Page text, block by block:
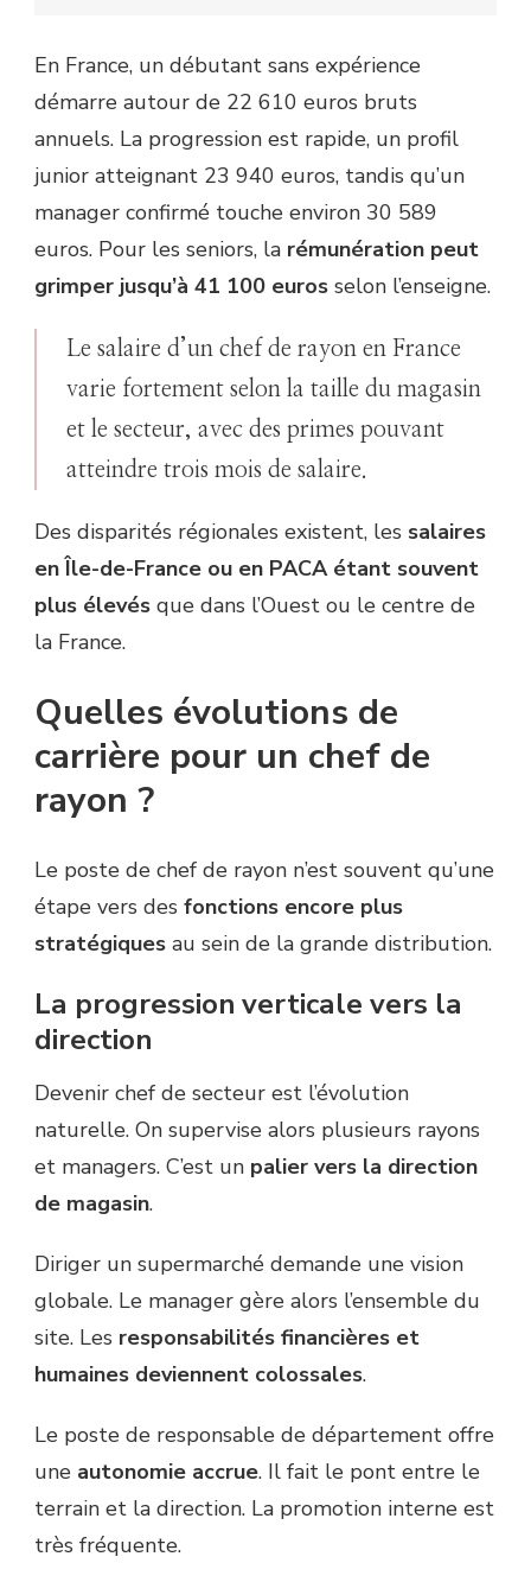
En France, un débutant sans expérience
démarre autour de 22 610 euros bruts
annuels. La progression est rapide, un profil
junior atteignant 23 940 euros, tandis qu’un
manager confirmé touche environ 30 589
euros. Pour les seniors, la rémunération peut
grimper jusqu’à 41 100 euros selon l’enseigne.
Le salaire d’un chef de rayon en France
varie fortement selon la taille du magasin
et le secteur, avec des primes pouvant
atteindre trois mois de salaire.
Des disparités régionales existent, les salaires
en Île-de-France ou en PACA étant souvent
plus élevés que dans l’Ouest ou le centre de
la France.
Quelles évolutions de
carrière pour un chef de
rayon ?
Le poste de chef de rayon n’est souvent qu’une
étape vers des fonctions encore plus
stratégiques au sein de la grande distribution.
La progression verticale vers la
direction
Devenir chef de secteur est l’évolution
naturelle. On supervise alors plusieurs rayons
et managers. C’est un palier vers la direction
de magasin.
Diriger un supermarché demande une vision
globale. Le manager gère alors l’ensemble du
site. Les responsabilités financières et
humaines deviennent colossales.
Le poste de responsable de département offre
une autonomie accrue. Il fait le pont entre le
terrain et la direction. La promotion interne est
très fréquente.